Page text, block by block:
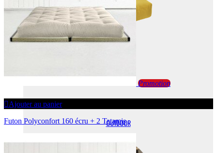
OUTDOOR
Promotion
Ajouter au panier
Futon Polyconfort 160 écru + 2 Tatamis